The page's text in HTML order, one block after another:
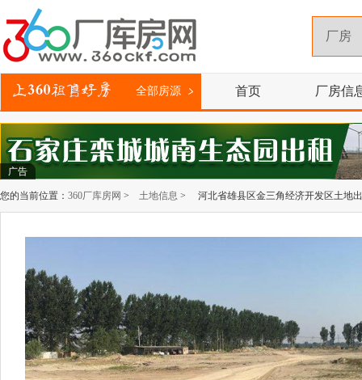
全部房源 首页 厂房信
广告
您的当前位置： 360厂库房网 > 土地信息 > 河北省雄县区金三角经济开发区土地